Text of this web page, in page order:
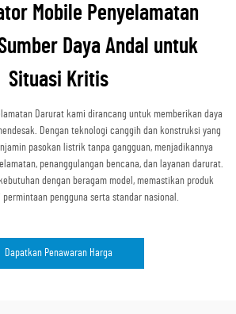
Mobile Penyelamatan
Daya Andal untuk
Situasi Kritis
Darurat kami dirancang untuk memberikan daya
Dengan teknologi canggih dan konstruksi yang
pasokan listrik tanpa gangguan, menjadikannya
penanggulangan bencana, dan layanan darurat.
dengan beragam model, memastikan produk
permintaan pengguna serta standar nasional.
Dapatkan Penawaran Harga